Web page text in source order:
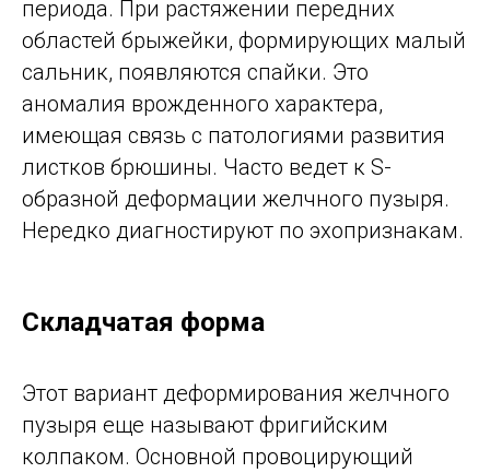
периода. При растяжении передних
областей брыжейки, формирующих малый
сальник, появляются спайки. Это
аномалия врожденного характера,
имеющая связь с патологиями развития
листков брюшины. Часто ведет к S-
образной деформации желчного пузыря.
Нередко диагностируют по эхопризнакам.
Складчатая форма
Этот вариант деформирования желчного
пузыря еще называют фригийским
колпаком. Основной провоцирующий